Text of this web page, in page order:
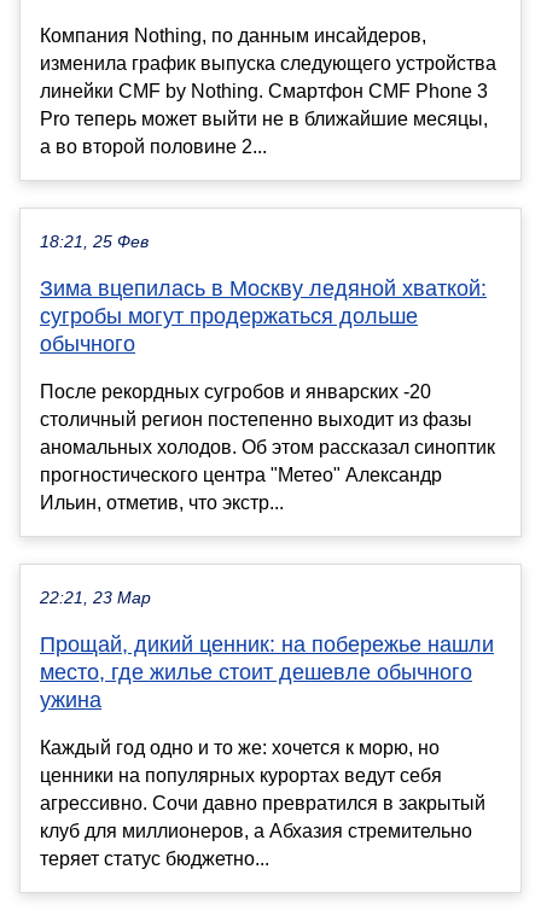
Компания Nothing, по данным инсайдеров,
изменила график выпуска следующего устройства
линейки CMF by Nothing. Смартфон CMF Phone 3
Pro теперь может выйти не в ближайшие месяцы,
а во второй половине 2...
18:21, 25 Фев
Зима вцепилась в Москву ледяной хваткой:
сугробы могут продержаться дольше
обычного
После рекордных сугробов и январских -20
столичный регион постепенно выходит из фазы
аномальных холодов. Об этом рассказал синоптик
прогностического центра "Метео" Александр
Ильин, отметив, что экстр...
22:21, 23 Мар
Прощай, дикий ценник: на побережье нашли
место, где жилье стоит дешевле обычного
ужина
Каждый год одно и то же: хочется к морю, но
ценники на популярных курортах ведут себя
агрессивно. Сочи давно превратился в закрытый
клуб для миллионеров, а Абхазия стремительно
теряет статус бюджетно...